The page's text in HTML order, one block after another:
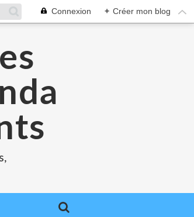
Connexion + Créer mon blog